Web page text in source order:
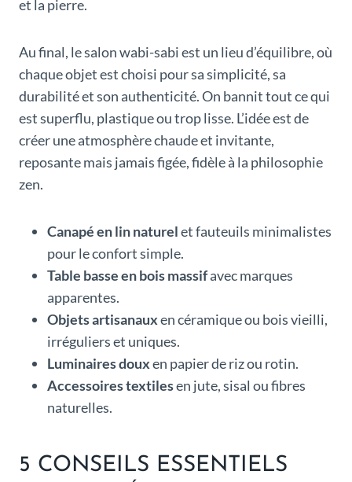
et la pierre.
Au final, le salon wabi-sabi est un lieu d’équilibre, où
chaque objet est choisi pour sa simplicité, sa
durabilité et son authenticité. On bannit tout ce qui
est superflu, plastique ou trop lisse. L’idée est de
créer une atmosphère chaude et invitante,
reposante mais jamais figée, fidèle à la philosophie
zen.
Canapé en lin naturelet fauteuils minimalistes
pour le confort simple.
Table basse en bois massifavec marques
apparentes.
Objets artisanauxen céramique ou bois vieilli,
irréguliers et uniques.
Luminaires douxen papier de riz ou rotin.
Accessoires textilesen jute, sisal ou fibres
naturelles.
5 CONSEILS ESSENTIELS